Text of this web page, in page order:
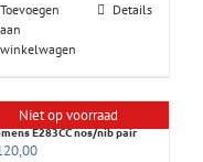
Toevoegen
aan
winkelwagen
Details
Niet op voorraad
E283CC nos/nib pair